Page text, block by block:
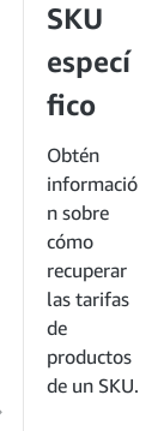
SKU
especí
fico
Obtén
informació
n sobre
cómo
recuperar
las tarifas
de
productos
de un SKU.